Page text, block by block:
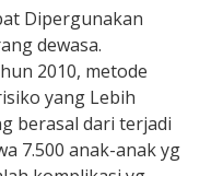
Dipergunakan
dewasa.
2010, metode
yang Lebih
berasal dari terjadi
7.500 anak-anak yg